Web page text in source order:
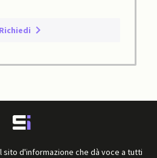
Richiedi
sito d'informazione che dà voce a tutti